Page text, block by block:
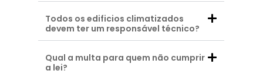
Todos os edificios climatizados
devem ter um responsável técnico?
Qual a multa para quem não cumprir
a lei?